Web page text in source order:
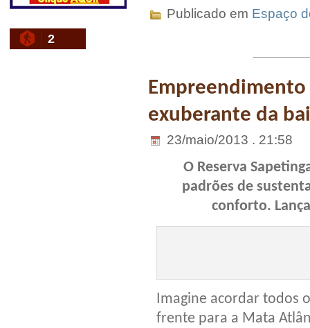
2
Publicado em Espaço
exuberante da
23/maio/2013 . 21:58
O Reserva
padrões de
conforto.
Imagine acordar todos
frente para a Mata